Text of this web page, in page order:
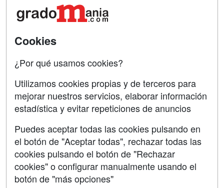
Tarifas publicidad
Acceso Centros
Contactar
Confidencialidad
Aviso legal
Copyleft
Cookies
¿Por qué usamos cookies?
Utilizamos cookies propias y de terceros para
mejorar nuestros servicios, elaborar información
estadística y evitar repeticiones de anuncios
Puedes aceptar todas las cookies pulsando en
el botón de "Aceptar todas", rechazar todas las
cookies pulsando el botón de "Rechazar
cookies" o configurar manualmente usando el
botón de "más opciones"